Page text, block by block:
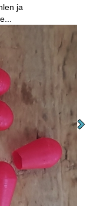
ja